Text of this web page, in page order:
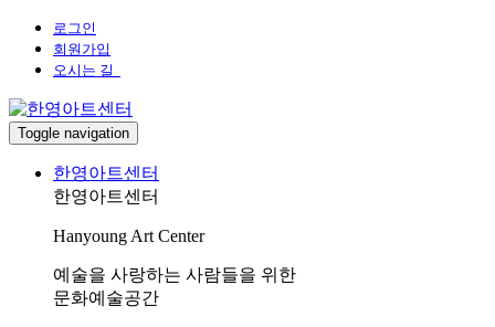
로그인
회원가입
오시는 길
Toggle navigation
한영아트센터
한영아트센터
Hanyoung Art Center
예술을 사랑하는 사람들을 위한
문화예술공간